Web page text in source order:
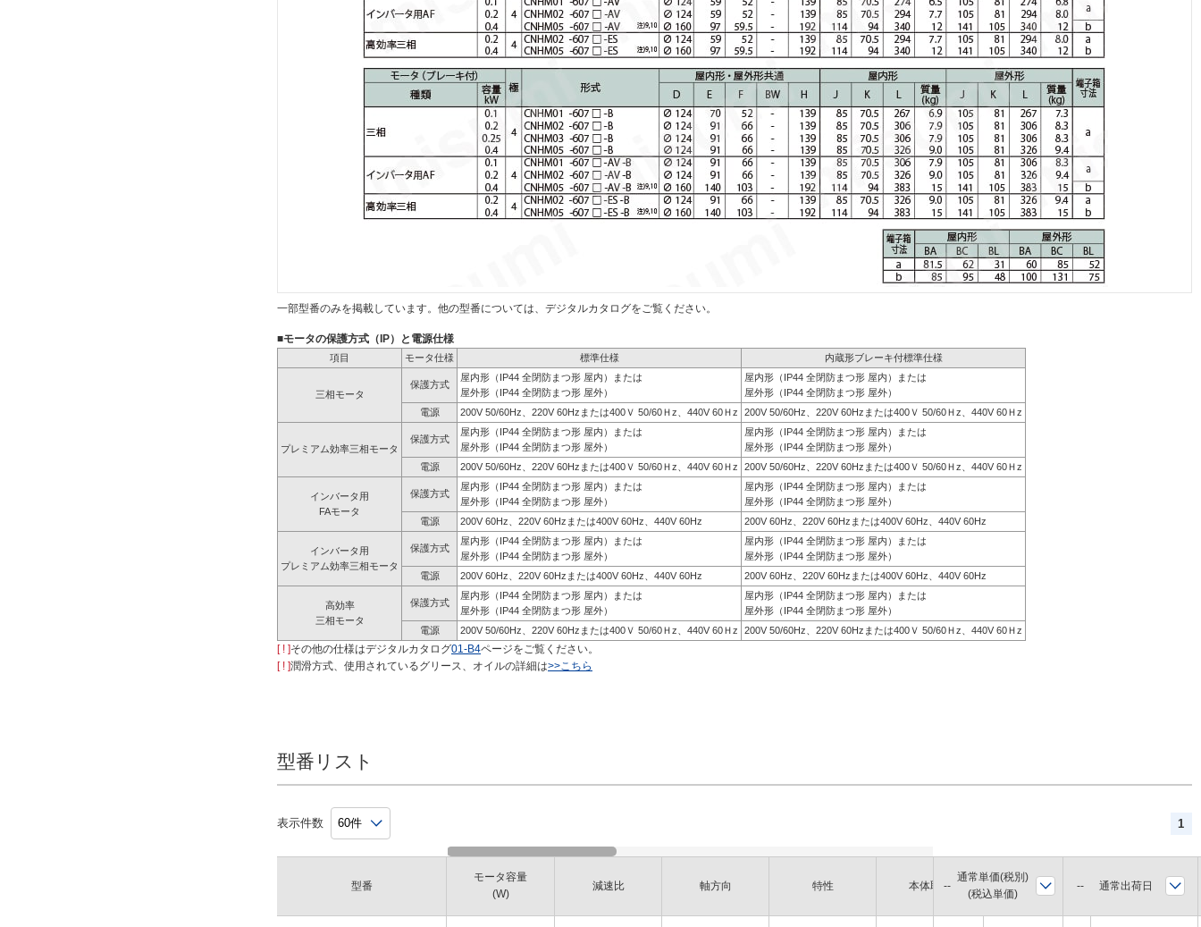
一部型番のみを掲載しています。他の型番については、デジタルカタログをご覧ください。
■モータの保護方式（IP）と電源仕様
項目 モータ仕様 標準仕様 内蔵形ブレーキ付標準仕様
三相モータ
保護方式
屋内形（IP44 全閉防まつ形 屋内）または
屋外形（IP44 全閉防まつ形 屋外）
屋内形（IP44 全閉防まつ形 屋内）または
屋外形（IP44 全閉防まつ形 屋外）
電源
200V 50/60Hz、220V 60Hzまたは400Ｖ 50/60Ｈz、440V 60Ｈz 200V 50/60Hz、220V 60Hzまたは400Ｖ 50/60Ｈz、440V 60Ｈz
プレミアム効率三相モータ
保護方式
屋内形（IP44 全閉防まつ形 屋内）または
屋外形（IP44 全閉防まつ形 屋外）
屋内形（IP44 全閉防まつ形 屋内）または
屋外形（IP44 全閉防まつ形 屋外）
電源
200V 50/60Hz、220V 60Hzまたは400Ｖ 50/60Ｈz、440V 60Ｈz 200V 50/60Hz、220V 60Hzまたは400Ｖ 50/60Ｈz、440V 60Ｈz
インバータ用
FAモータ
保護方式
屋内形（IP44 全閉防まつ形 屋内）または
屋外形（IP44 全閉防まつ形 屋外）
屋内形（IP44 全閉防まつ形 屋内）または
屋外形（IP44 全閉防まつ形 屋外）
電源
200V 60Hz、220V 60Hzまたは400V 60Hz、440V 60Hz 200V 60Hz、220V 60Hzまたは400V 60Hz、440V 60Hz
インバータ用
プレミアム効率三相モータ
保護方式
屋内形（IP44 全閉防まつ形 屋内）または
屋外形（IP44 全閉防まつ形 屋外）
屋内形（IP44 全閉防まつ形 屋内）または
屋外形（IP44 全閉防まつ形 屋外）
電源
200V 60Hz、220V 60Hzまたは400V 60Hz、440V 60Hz 200V 60Hz、220V 60Hzまたは400V 60Hz、440V 60Hz
高効率
三相モータ
保護方式
屋内形（IP44 全閉防まつ形 屋内）または
屋外形（IP44 全閉防まつ形 屋外）
屋内形（IP44 全閉防まつ形 屋内）または
屋外形（IP44 全閉防まつ形 屋外）
電源
200V 50/60Hz、220V 60Hzまたは400Ｖ 50/60Ｈz、440V 60Ｈz 200V 50/60Hz、220V 60Hzまたは400Ｖ 50/60Ｈz、440V 60Ｈz
[ ! ]その他の仕様はデジタルカタログ01-B4ページをご覧ください。
[ ! ]潤滑方式、使用されているグリース、オイルの詳細は>>こちら
型番リスト
表示件数 1
型番
モータ容量
(W)
減速比 軸方向 特性 本体取付
軸径
(mm)
枠番
通常単価(税別)
(税込単価)
通常出荷日